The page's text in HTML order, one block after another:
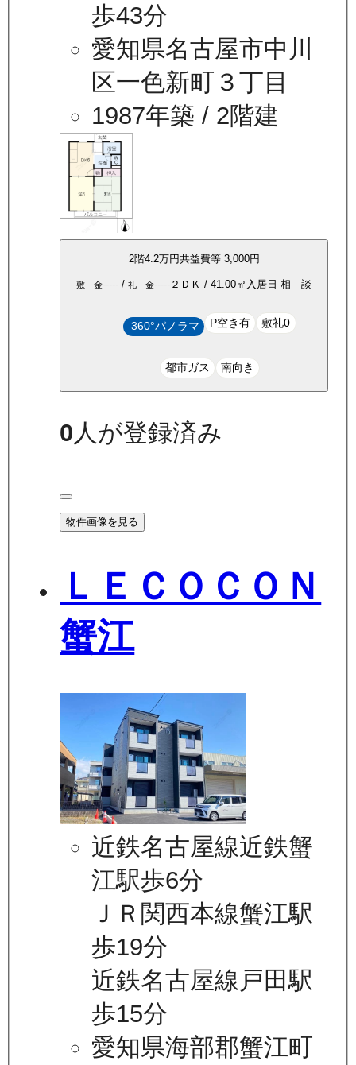
歩43分
愛知県名古屋市中川
区一色新町３丁目
1987年築 / 2階建
2階4.2万円共益費等 3,000円
敷 金----- / 礼 金----- ２ＤＫ / 41.00㎡ 入居日 相 談
360°パノラマ P空き有 敷礼0
都市ガス 南向き
0 人が登録済み
物件画像を見る
ＬＥＣＯＣＯＮ
蟹江
近鉄名古屋線近鉄蟹
江駅歩6分
ＪＲ関西本線蟹江駅
歩19分
近鉄名古屋線戸田駅
歩15分
愛知県海部郡蟹江町